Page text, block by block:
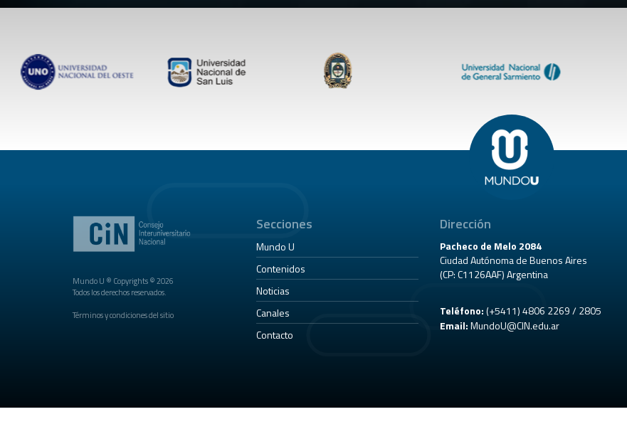
Mundo U ® Copyrights © 2026
Todos los derechos reservados.
Términos y condiciones del sitio
Secciones
Mundo U
Contenidos
Noticias
Canales
Contacto
Dirección
Pacheco de Melo 2084
Ciudad Autónoma de Buenos Aires
(CP: C1126AAF) Argentina
Teléfono:(+5411) 4806 2269 / 2805
Email:MundoU@CIN.edu.ar